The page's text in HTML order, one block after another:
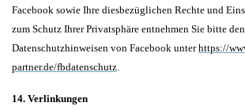
Facebook sowie Ihre diesbezüglichen Rechte und
zum Schutz Ihrer Privatsphäre entnehmen Sie bitte den
Datenschutzhinweisen von Facebook unterhttps://
partner.de/fbdatenschutz.
14. Verlinkungen